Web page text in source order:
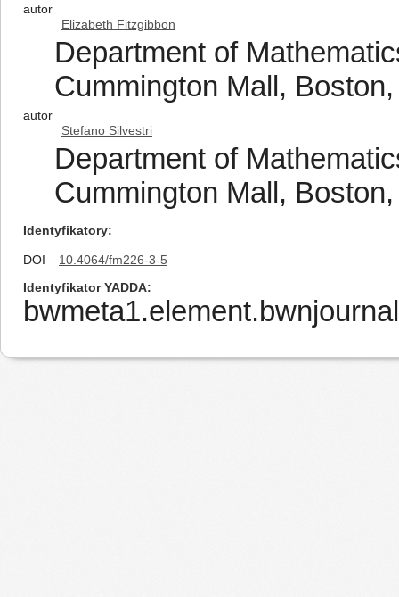
autor
Elizabeth Fitzgibbon
Department of
Cummington Mall,
autor
Stefano Silvestri
Department of
Cummington Mall,
Identyfikatory
DOI
10.4064/fm226-3-5
Identyfikator YADDA